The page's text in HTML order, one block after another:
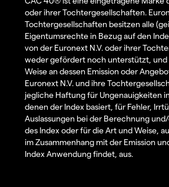
oder ihrer Tochtergesellschaften.
Tochtergesellschaften besitzen alle
Eigentumsrechte in Bezug auf den
von der Euronext N.V. oder ihrer
weder gefördert noch unterstützt, und
Weise an dessen Emission oder
Euronext N.V. und ihre
jegliche Haftung für Ungenauigkeiten
denen der Index basiert, für Fehler,
Auslassungen bei der Berechnung
des Index oder für die Art und Weise,
im Zusammenhang mit der Emission
Index Anwendung findet, aus.